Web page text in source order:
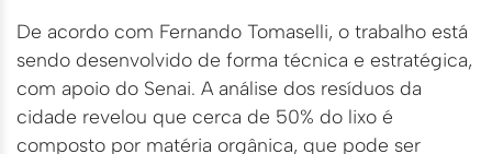
De acordo com Fernando Tomaselli, o trabalho está
sendo desenvolvido de forma técnica e estratégica,
com apoio do Senai. A análise dos resíduos da
cidade revelou que cerca de 50% do lixo é
composto por matéria orgânica, que pode ser